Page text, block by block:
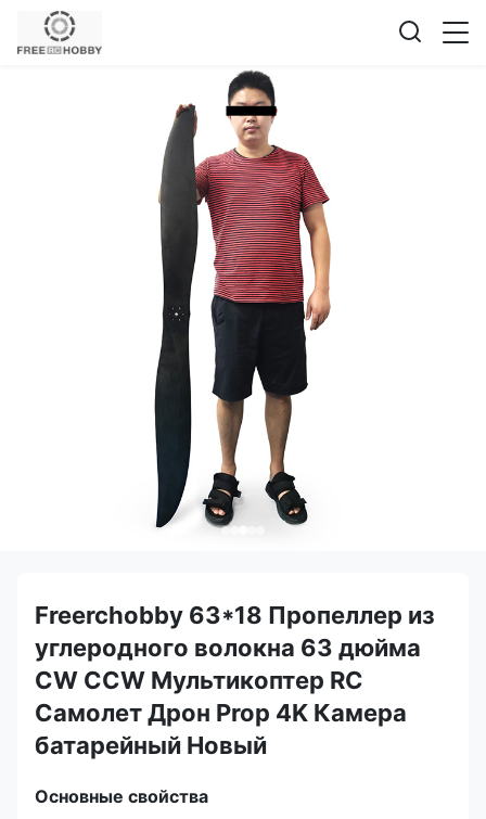
Freerchobby 63*18 Пропеллер из
углеродного волокна 63 дюйма
CW CCW Мультикоптер RC
Самолет Дрон Prop 4K Камера
батарейный Новый
Основные свойства